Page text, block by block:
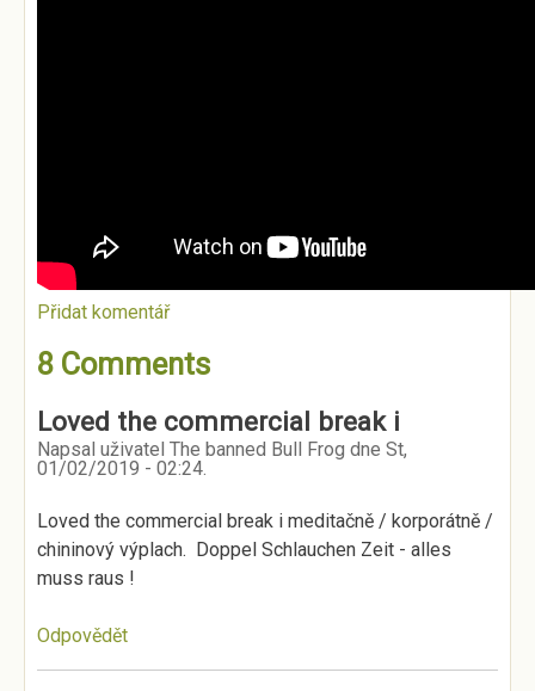
Přidat komentář
8 Comments
Loved the commercial break i
Napsal uživatel The banned Bull Frog dne St,
01/02/2019 - 02:24.
Loved the commercial break i meditačně / korporátně /
chininový výplach. Doppel Schlauchen Zeit - alles
muss raus !
Odpovědět